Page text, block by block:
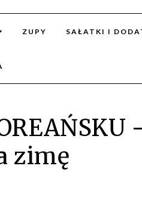
ZUPY SAŁATKI I
zimę